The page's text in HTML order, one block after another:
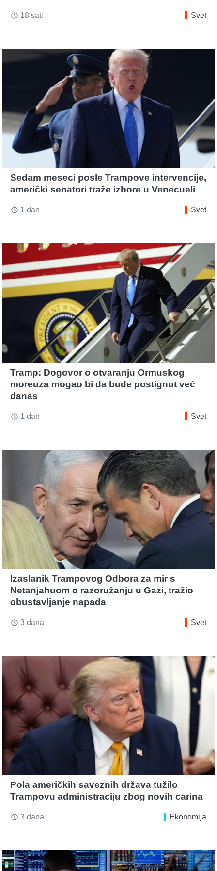
access_time 18 sati Svet
Sedam meseci posle Trampove intervencije,
američki senatori traže izbore u Venecueli
access_time 1 dan Svet
Tramp: Dogovor o otvaranju Ormuskog
moreuza mogao bi da bude postignut već
danas
access_time 1 dan Svet
Izaslanik Trampovog Odbora za mir s
Netanjahuom o razoružanju u Gazi, tražio
obustavljanje napada
access_time 3 dana Svet
Pola američkih saveznih država tužilo
Trampovu administraciju zbog novih carina
access_time 3 dana Ekonomija